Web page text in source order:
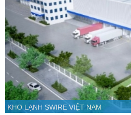
KHO LẠNH SWIRE VIỆT NAM